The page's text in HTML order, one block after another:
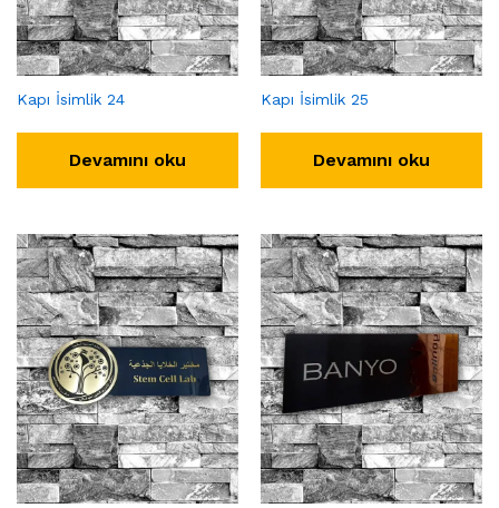
Kapı İsimlik 24
Devamını oku
Kapı İsimlik 25
Devamını oku